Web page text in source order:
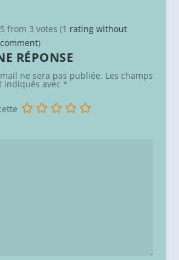
5 from 3 votes (1 rating without
comment)
RÉPONSE
ne sera pas publiée. Les champs
indiqués avec *